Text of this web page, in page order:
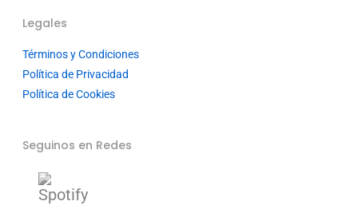
Legales
Términos y Condiciones
Política de Privacidad
Política de Cookies
Seguinos en Redes